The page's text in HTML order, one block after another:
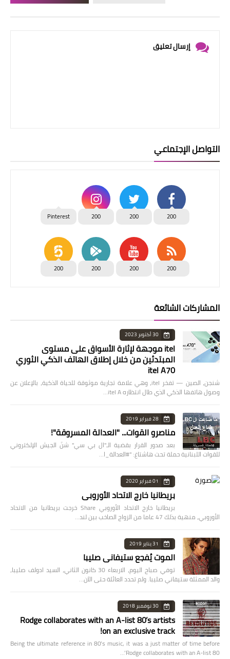
إرسال تعليق
التواصل الإجتماعي
200
200
200
Pinterest
200
200
200
200
المشاركات الشائعة
30 أكتوبر 2023
itel موجهة لإثارة الأسواق على مستوى
المبتدئين من خلال إطلاق الهاتف الذكي الثوري
itel A70
شنجن، الصين — تفخر itel، وهي علامة تجارية موثوقة للحياة الذكية، بالإعلان عن
وصول هاتفها الذكي الذي طال انتظاره itel A…
28 فبراير 2019
مناصرو القوات... "العدالة المسروقة"!
بعد صدور القرار بقضية الـ"ال بي سي" شنّ الجيش الإلكتروني
للقوات اللبنانية حملة تحت هاشتاغ: "#العدالة_ا…
01 فبراير 2020
بريطانيا خارج الاتحاد الأوروبي
بريطانيا خارج الاتحاد الأوروبي Share خرجت بريطانيا من الاتحاد
الأوروبي، منهية بذلك 47 عاما من الزواج الصاخب بين لند…
31 يناير 2019
الموت يُفجع ستيفاني صليبا
توفي صباح اليوم، الاربعاء 30 كانون الثاني، السيد ادولف صليبا،
والد الممثلة ستيفاني صليبا. ولم تحدد العائلة حتى الآن…
30 نوفمبر 2018
Rodge collaborates with an A-list 80’s artists
on an exclusive track!
Being the ultimate reference in 80’s music, it was a just matter of time before
Rodge collaborates with an A-list 80’…